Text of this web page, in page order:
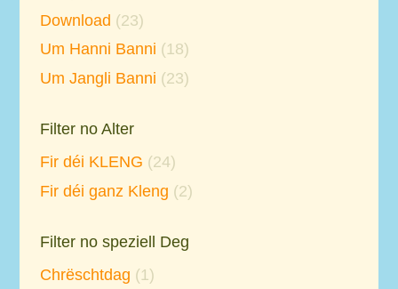
Download (23)
Um Hanni Banni (18)
Um Jangli Banni (23)
Filter no Alter
Fir déi KLENG (24)
Fir déi ganz Kleng (2)
Filter no speziell Deg
Chrëschtdag (1)